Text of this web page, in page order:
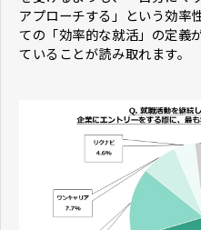
アプローチする」という効率
ての「効率的な就活」の定義
ていることが読み取れます。